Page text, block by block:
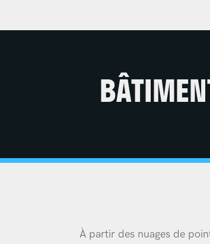
À partir des nuages de